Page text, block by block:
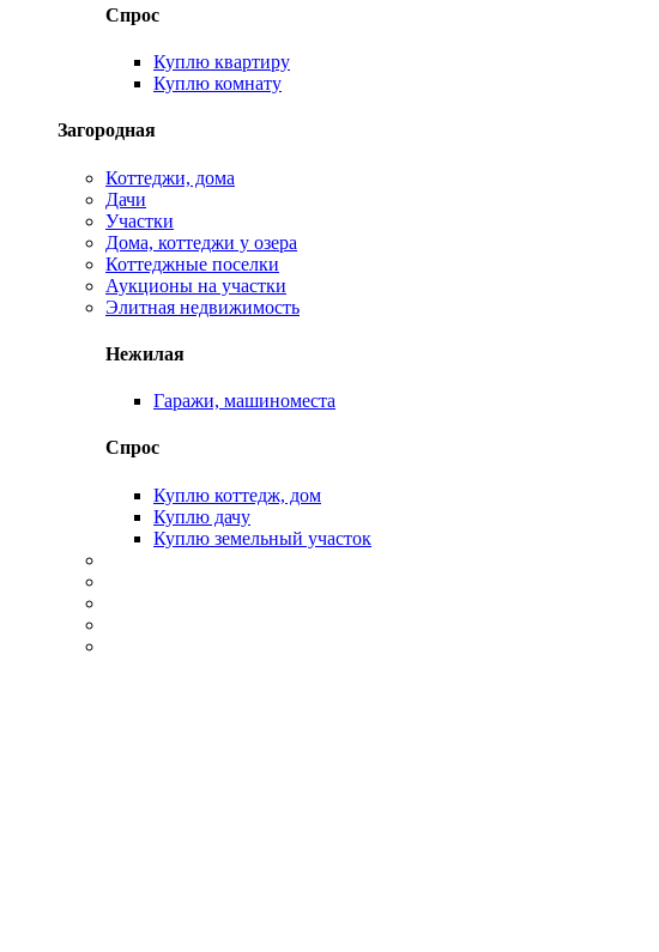
Спрос
Куплю квартиру
Куплю комнату
Загородная
Коттеджи, дома
Дачи
Участки
Дома, коттеджи у озера
Коттеджные поселки
Аукционы на участки
Элитная недвижимость
Нежилая
Гаражи, машиноместа
Спрос
Куплю коттедж, дом
Куплю дачу
Куплю земельный участок